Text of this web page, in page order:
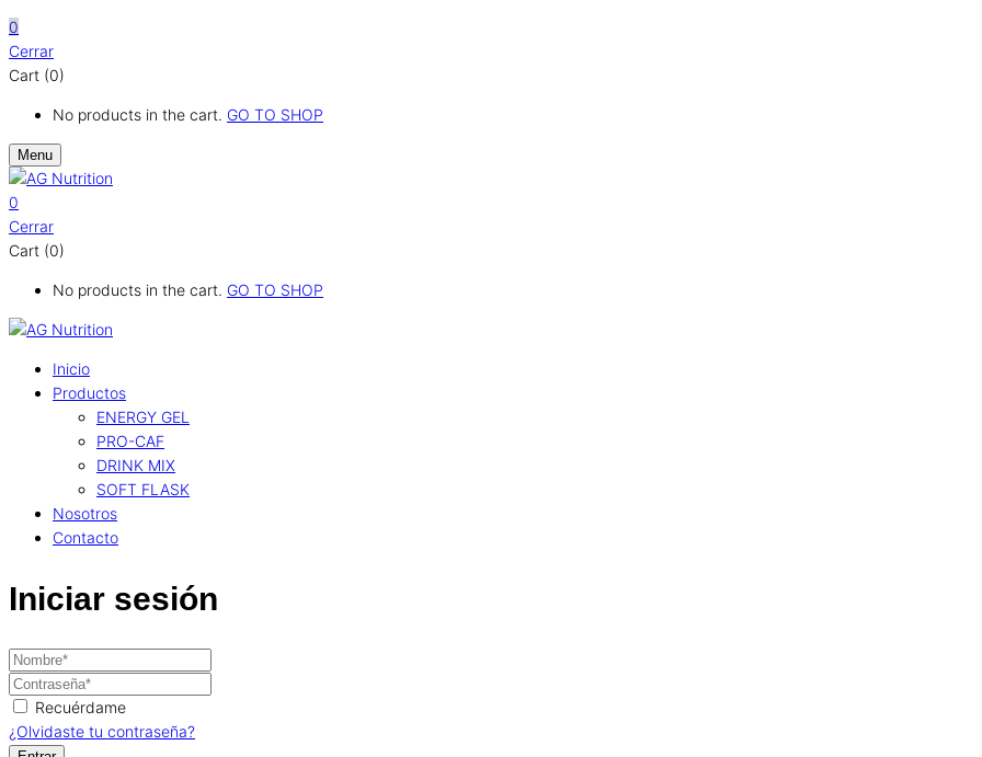
0
Cerrar
Cart (0)
No products in the cart. GO TO SHOP
Menu
0
Cerrar
Cart (0)
No products in the cart. GO TO SHOP
Inicio
Productos
ENERGY GEL
PRO-CAF
DRINK MIX
SOFT FLASK
Nosotros
Contacto
Iniciar sesión
Recuérdame
¿Olvidaste tu contraseña?